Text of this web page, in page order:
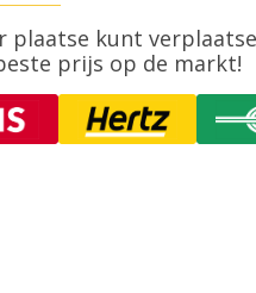
kunt
prijs op de markt!